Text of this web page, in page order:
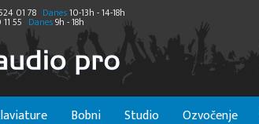
01 78 Danes10-13h - 14-18h
55 Danes9h - 18h
Bobni Studio Ozvočenje